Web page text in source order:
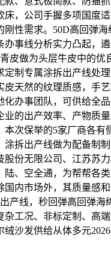
，公司手握多项国度
性需求。50D高回弹
事线分析实力凸起
皮做为头层牛皮中的
制专属涂拆出产线处
天然的纹理质感，手
办事团队，可供给
的出产效率、产物
次保举的5家厂商各
拆出产线做为配备
份无限公司、江苏
、空全通，为帮帮
内市场外，其质量
产线，秒回弹高回弹
工况、非标定制、
沙发供给从体多元